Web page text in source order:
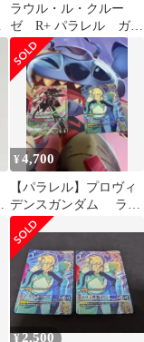
ラウル・ル・クルー
ゼ R+ パラレル ガン
ダムカードゲーム ス
ティールレクイエム
¥4,700
【パラレル】プロヴィ
デンスガンダム ラ
ウ・ル・クルーゼ ２
枚セット
¥2,500